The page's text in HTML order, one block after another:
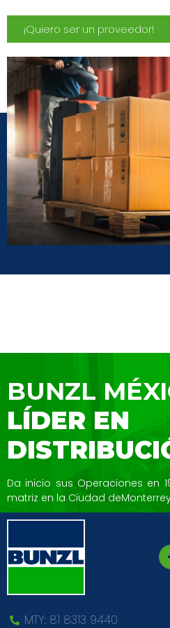
¡Quiero ser un proveedor!
BUNZL
LÍDER EN
Da inicio sus Operaciones en
matriz en la Ciudad de
MTY: 81 8313 9440